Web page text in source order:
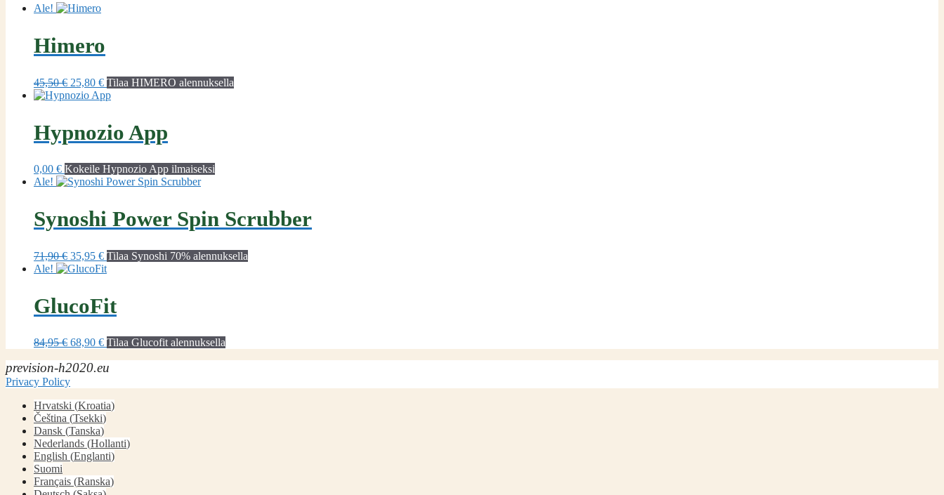
Ale!
Himero
45,50€ Alkuperäinen
hinta
25,80 €Nykyinen
hinta
Tilaa HIMERO alennuksella
Hypnozio App
0,00 € Kokeile Hypnozio App ilmaiseksi
Ale!
Synoshi Power Spin Scrubber
71,90€ Alkuperäinen
hinta
35,95 €Nykyinen
hinta
Tilaa Synoshi 70% alennuksella
Ale!
GlucoFit
84,95€ Alkuperäinen
oli:
84,95 €.
68,90 €Nykyinen
on:
Tilaa Glucofit alennuksella
prevision-h2020.eu
Privacy Policy
Hrvatski (Kroatia)
Čeština (Tsekki)
Dansk (Tanska)
Nederlands (Hollanti)
English (Englanti)
Suomi
Français (Ranska)